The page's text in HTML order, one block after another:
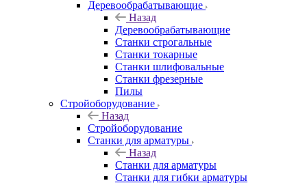
Деревообрабатывающие
Назад
Деревообрабатывающие
Станки строгальные
Станки токарные
Станки шлифовальные
Станки фрезерные
Пилы
Стройоборудование
Назад
Стройоборудование
Станки для арматуры
Назад
Станки для арматуры
Станки для гибки арматуры